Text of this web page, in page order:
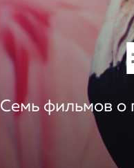
Семь фильмов о